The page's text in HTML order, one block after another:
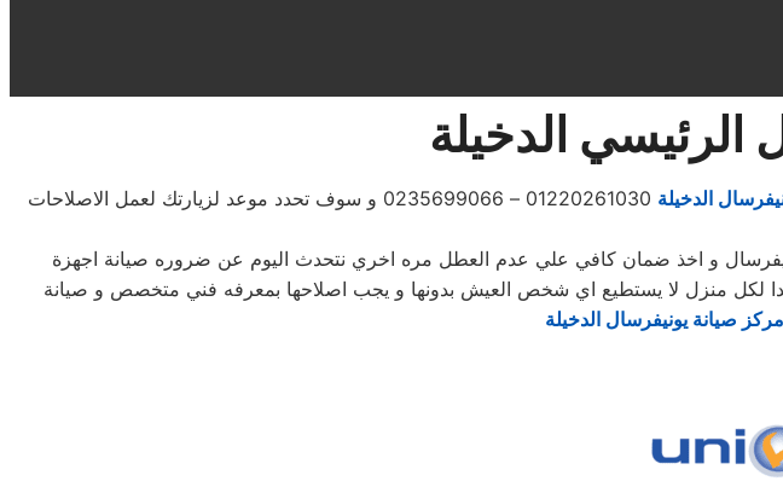
الرئيسي الدخيلة
الدخيلة
01220261030 – 0235699066 و سوف تحدد موعد لزيارتك لعمل الاصلاحات
و اخذ ضمان كافي علي عدم العطل مره اخري نتحدث اليوم عن ضروره صيانة اجهزة
جدا لكل منزل لا يستطيع اي شخص العيش بدونها و يجب اصلاحها بمعرفه فني متخصص و صيانة
صيانة يونيفرسال الدخيلة